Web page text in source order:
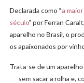
Declarada como “a
século” por Ferran
aparelho no Brasil, o
os apaixonados por
Trata-se de um
sem sacar a rolha e,